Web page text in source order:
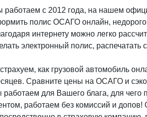
работаем с 2012 года, на нашем
полис ОСАГО онлайн, недорого
интернету можно легко
электронный полис, распечатать
как грузовой автомобиль
Сравните цены на ОСАГО и
работаем для Вашего блага, для
работаем без комиссий и допов!